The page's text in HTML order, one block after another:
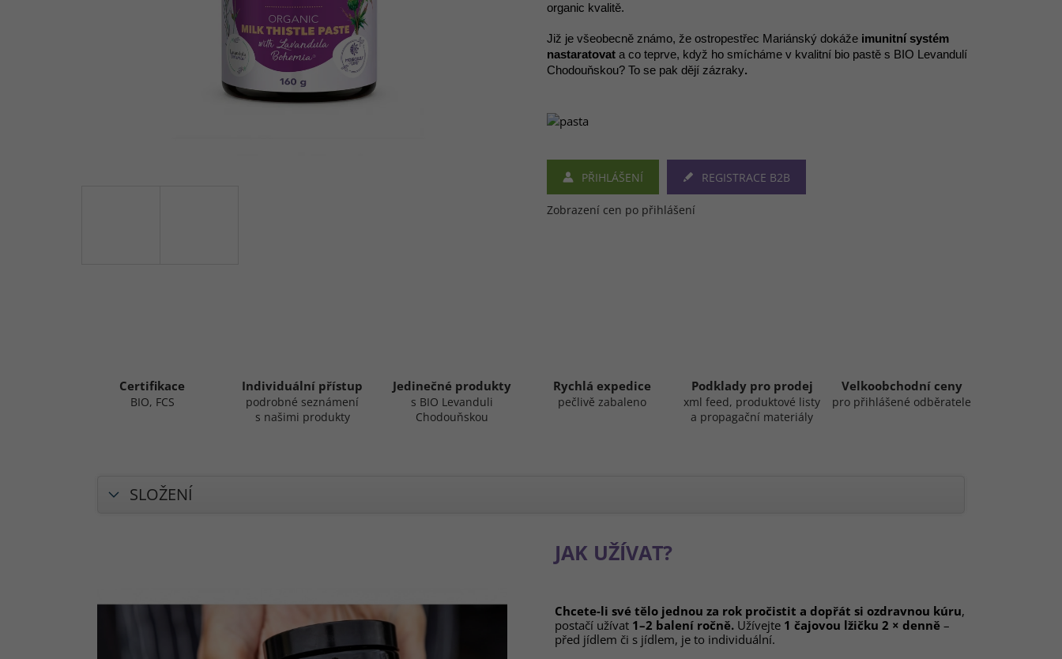
organic kvalitě.
Již je všeobecně známo, že ostropestřec Mariánský dokáže imunitní systém
nastaratovat a co teprve, když ho smícháme v kvalitní bio pastě s BIO Levandulí
Chodouňskou? To se pak dějí zázraky.
PŘIHLÁŠENÍ REGISTRACE B2B
Zobrazení cen po přihlášení
Certifikace
BIO, FCS
Individuální přístup
podrobné seznámení
s našimi produkty
Jedinečné produkty
s BIO Levanduli
Chodouňskou
Rychlá expedice
pečlivě zabaleno
Podklady pro prodej
xml feed, produktové listy
a propagační materiály
Velkoobchodní ceny
pro přihlášené odběratele
SLOŽENÍ
JAK UŽÍVAT?
Chcete-li své tělo jednou za rok pročistit a dopřát si ozdravnou kúru,
postačí užívat 1–2 balení ročně. Užívejte 1 čajovou lžičku 2 × denně –
před jídlem či s jídlem, je to individuální.